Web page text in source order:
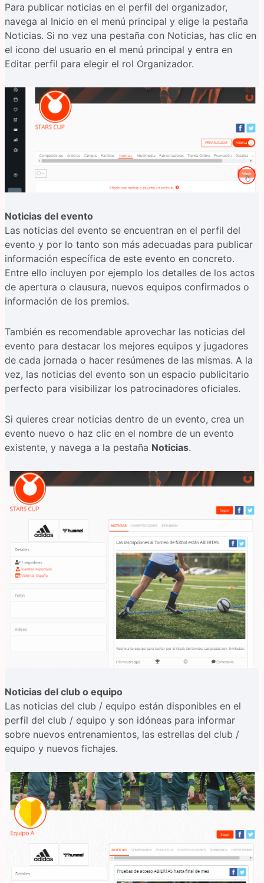
Para publicar noticias en el perfil del organizador,
navega al Inicio en el menú principal y elige la pestaña
Noticias. Si no vez una pestaña con Noticias, has clic en
el icono del usuario en el menú principal y entra en
Editar perfil para elegir el rol Organizador.
Noticias del evento
Las noticias del evento se encuentran en el perfil del
evento y por lo tanto son más adecuadas para publicar
información específica de este evento en concreto.
Entre ello incluyen por ejemplo los detalles de los actos
de apertura o clausura, nuevos equipos confirmados o
información de los premios.
También es recomendable aprovechar las noticias del
evento para destacar los mejores equipos y jugadores
de cada jornada o hacer resúmenes de las mismas. A la
vez, las noticias del evento son un espacio publicitario
perfecto para visibilizar los patrocinadores oficiales.
Si quieres crear noticias dentro de un evento, crea un
evento nuevo o haz clic en el nombre de un evento
existente, y navega a la pestaña Noticias.
Noticias del club o equipo
Las noticias del club / equipo están disponibles en el
perfil del club / equipo y son idóneas para informar
sobre nuevos entrenamientos, las estrellas del club /
equipo y nuevos fichajes.